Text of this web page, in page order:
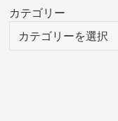
カテゴリー